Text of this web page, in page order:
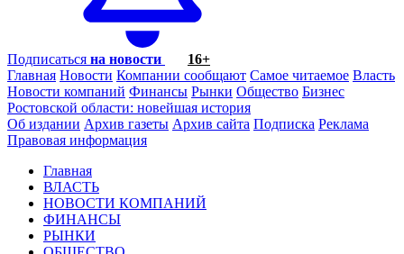
Подписаться на новости
16+
Главная Новости Компании сообщают Самое читаемое Власть
Новости компаний Финансы Рынки Общество Бизнес
Ростовской области: новейшая история
Об издании Архив газеты Архив сайта Подписка Реклама
Правовая информация
Главная
ВЛАСТЬ
НОВОСТИ КОМПАНИЙ
ФИНАНСЫ
РЫНКИ